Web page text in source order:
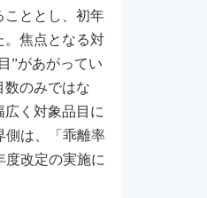
こととし、初年
。焦点となる対
”があがってい
数のみではな
広く対象品目に
側は、「乖離率
度改定の実施に